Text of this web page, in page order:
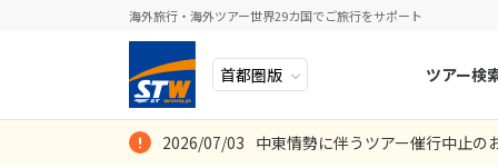
海外旅行・海外ツアー世界29カ国でご旅行をサポート
ツアー検
ヨーロッパ
イタリア
人気のテーマ
秋旅
2026/07/03 中東情勢に伴うツアー催行中止の